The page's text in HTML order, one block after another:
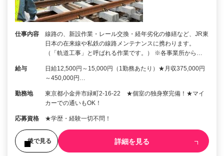
仕事内容
線路の、新設作業・レール交換・経年劣化の修繕など、JR東
日本の在来線や私鉄の線路メンテナンスに携わります。
（「軌道工事」と呼ばれる作業です。） ※各事業所から…
給与
日給12,500円～15,000円（1勤務あたり）★月収375,000円
～450,000円…
勤務地
東京都小金井市緑町2-16-22 ★個室の独身寮完備！★マイ
カーでの通いもOK！
応募資格 ★学歴・経験一切不問！
後で見る 詳細を見る